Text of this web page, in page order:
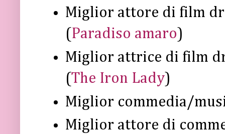
Miglior attore di film
(Paradiso amaro)
Miglior attrice di film
(The Iron Lady)
Miglior commedia/
Miglior attore di